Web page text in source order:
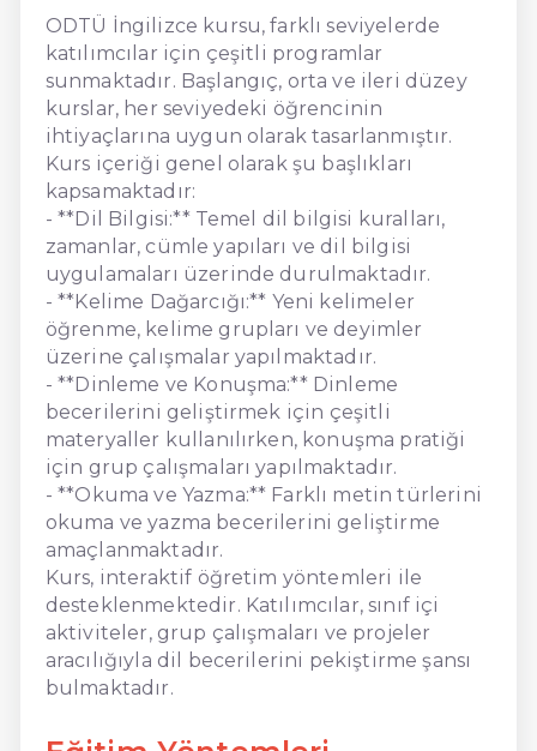
ODTÜ İngilizce kursu, farklı seviyelerde
katılımcılar için çeşitli programlar
sunmaktadır. Başlangıç, orta ve ileri düzey
kurslar, her seviyedeki öğrencinin
ihtiyaçlarına uygun olarak tasarlanmıştır.
Kurs içeriği genel olarak şu başlıkları
kapsamaktadır:
- **Dil Bilgisi:** Temel dil bilgisi kuralları,
zamanlar, cümle yapıları ve dil bilgisi
uygulamaları üzerinde durulmaktadır.
- **Kelime Dağarcığı:** Yeni kelimeler
öğrenme, kelime grupları ve deyimler
üzerine çalışmalar yapılmaktadır.
- **Dinleme ve Konuşma:** Dinleme
becerilerini geliştirmek için çeşitli
materyaller kullanılırken, konuşma pratiği
için grup çalışmaları yapılmaktadır.
- **Okuma ve Yazma:** Farklı metin türlerini
okuma ve yazma becerilerini geliştirme
amaçlanmaktadır.
Kurs, interaktif öğretim yöntemleri ile
desteklenmektedir. Katılımcılar, sınıf içi
aktiviteler, grup çalışmaları ve projeler
aracılığıyla dil becerilerini pekiştirme şansı
bulmaktadır.